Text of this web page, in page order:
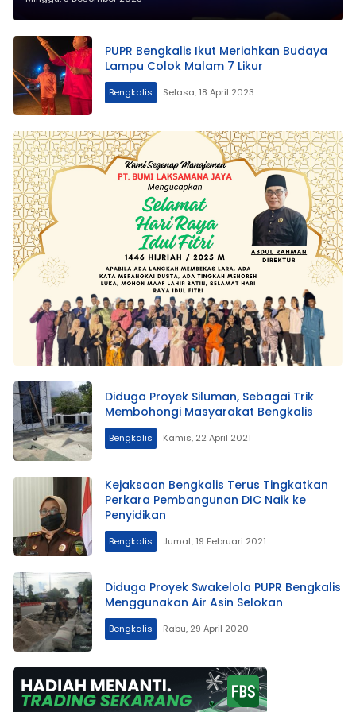
PUPR Bengkalis Ikut Meriahkan Budaya
Lampu Colok Malam 7 Likur
Bengkalis Selasa, 18 April 2023
Diduga Proyek Siluman, Sebagai Trik
Membohongi Masyarakat Bengkalis
Bengkalis Kamis, 22 April 2021
Kejaksaan Bengkalis Terus Tingkatkan
Perkara Pembangunan DIC Naik ke
Penyidikan
Bengkalis Jumat, 19 Februari 2021
Diduga Proyek Swakelola PUPR Bengkalis
Menggunakan Air Asin Selokan
Bengkalis Rabu, 29 April 2020